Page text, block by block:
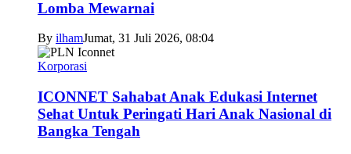
Lomba Mewarnai
By ilhamJumat, 31 Juli 2026, 08:04
Korporasi
ICONNET Sahabat Anak Edukasi Internet
Sehat Untuk Peringati Hari Anak Nasional di
Bangka Tengah